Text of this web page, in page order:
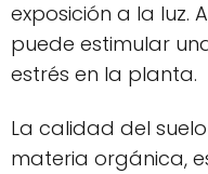
exposición a la luz.
puede estimular
estrés en la planta.
La calidad del
materia orgánica,